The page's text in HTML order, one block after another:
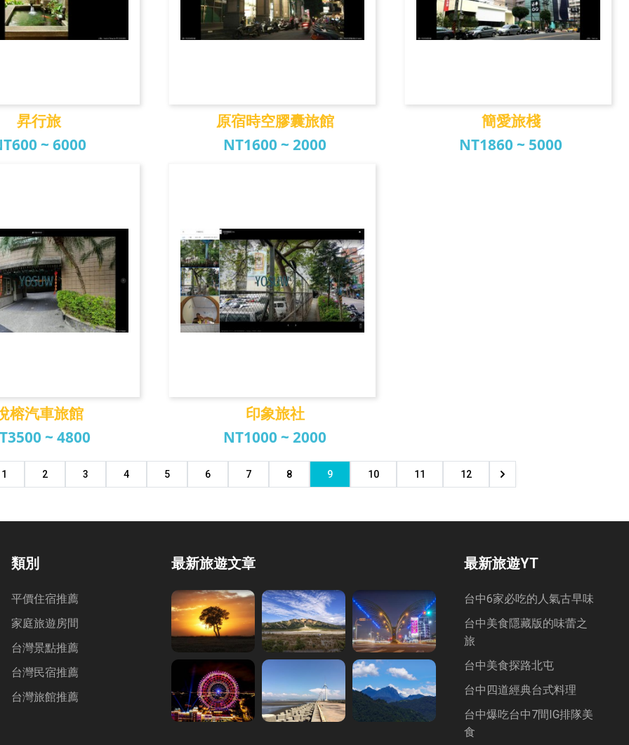
昇行旅
~ 6000
原宿時空膠囊旅館
NT1600 ~ 2000
簡愛旅棧
NT1860 ~ 5000
汽車旅館
榕汽車旅館
~ 4800
印象旅社
印象旅社
NT1000 ~ 2000
1 2 3 4 5 6 7 8 9 10 11 12
類別
平價住宿推薦
家庭旅遊房間
台灣景點推薦
台灣民宿推薦
台灣旅館推薦
最新旅遊文章 最新旅遊YT
台中6家必吃的人氣古早味
台中美食隱藏版的味蕾之
旅
台中美食探路北屯
台中四道經典台式料理
台中爆吃台中7間IG排隊美
食